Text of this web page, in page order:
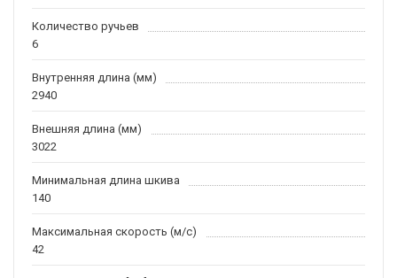
Количество ручьев
6
Внутренняя длина (мм)
2940
Внешняя длина (мм)
3022
Минимальная длина шкива
140
Максимальная скорость (м/c)
42